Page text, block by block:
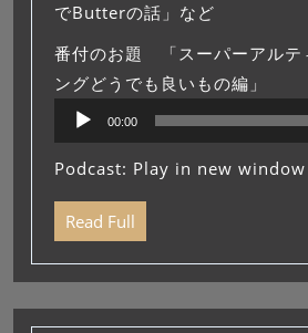
でButterの話」など
番付のお題 「スーパーアルテ
ングどうでも良いもの編」
プ
ー
ヤ
00:00
Podcast: Play in new window
Read Full